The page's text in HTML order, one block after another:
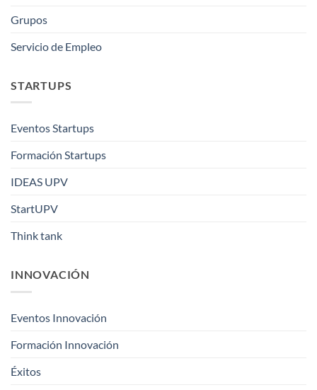
Grupos
Servicio de Empleo
STARTUPS
Eventos Startups
Formación Startups
IDEAS UPV
StartUPV
Think tank
INNOVACIÓN
Eventos Innovación
Formación Innovación
Éxitos